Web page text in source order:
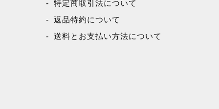
特定商取引法について
返品特約について
送料とお支払い方法について